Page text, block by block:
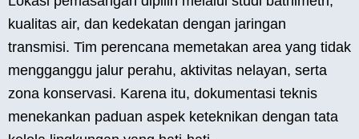
kualitas air, dan kedekatan dengan jaringan
transmisi. Tim perencana memetakan area yang tidak
mengganggu jalur perahu, aktivitas nelayan, serta
zona konservasi. Karena itu, dokumentasi teknis
menekankan paduan aspek keteknikan dengan tata